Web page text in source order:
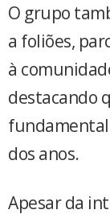
O grupo
a foliões,
à
destacando
dos anos.
Apesar da